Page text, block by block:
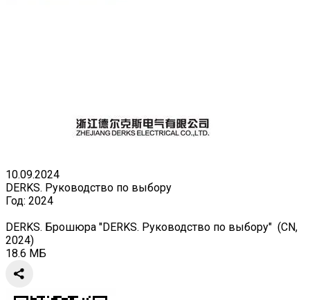
10.09.2024
DERKS. Руководство по выбору
Год: 2024
DERKS. Брошюра "DERKS. Руководство по выбору" (CN,
2024)
18.6 МБ